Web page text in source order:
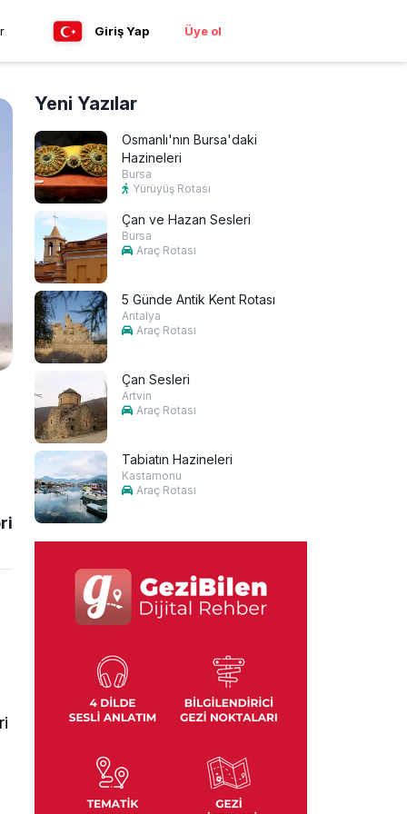
Giriş Yap Üye ol
Yeni Yazılar
Osmanlı'nın Bursa'daki
Hazineleri
Bursa
Yürüyüş Rotası
Çan ve Hazan Sesleri
Bursa
Araç Rotası
5 Günde Antik Kent Rotası
Antalya
Araç Rotası
Çan Sesleri
Artvin
Araç Rotası
Tabiatın Hazineleri
Kastamonu
Araç Rotası